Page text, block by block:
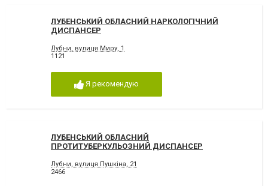
ЛУБЕНСЬКИЙ ОБЛАСНИЙ НАРКОЛОГІЧНИЙ
ДИСПАНСЕР
Лубни, вулиця Миру, 1
1121
Я рекомендую
ЛУБЕНСЬКИЙ ОБЛАСНИЙ
ПРОТИТУБЕРКУЛЬОЗНИЙ ДИСПАНСЕР
Лубни, вулиця Пушкіна, 21
2466